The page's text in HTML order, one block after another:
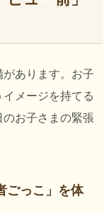
あります。お子
メージを持てる
のお子さまの緊張
ごっこ」を体